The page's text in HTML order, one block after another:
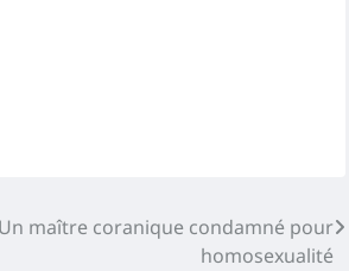
maître coranique condamné pour
homosexualité